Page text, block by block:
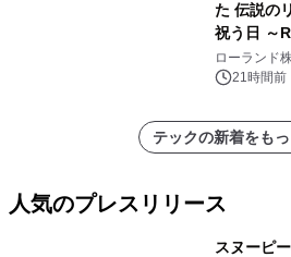
た 伝説の
祝う日 ～
を展示し
催 英国ラ
アーティ
メーショ
ローランド
21時間前
テックの新着をも
人気のプレスリリース
スヌーピ